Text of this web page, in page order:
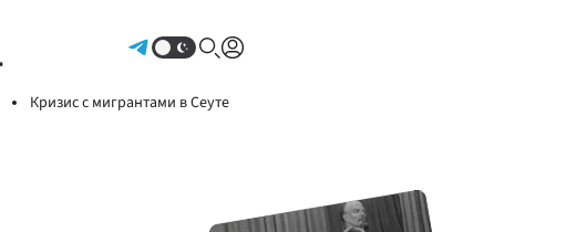
Кризис с мигрантами в Сеуте